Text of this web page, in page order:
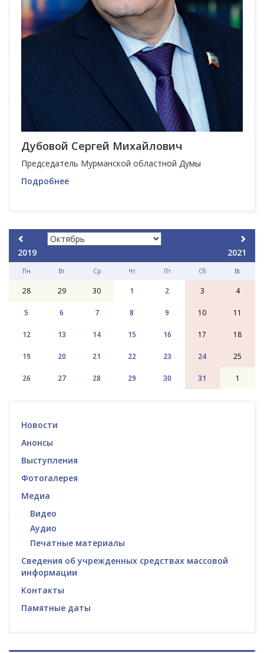
Дубовой Сергей Михайлович
Председатель Мурманской областной Думы
Подробнее
2019 2021
Пн Вт Ср Чт Пт Сб Вс
28 29 30 1 2 3 4
5 6 7 8 9 10 11
12 13 14 15 16 17 18
19 20 21 22 23 24 25
26 27 28 29 30 31 1
Новости
Анонсы
Выступления
Фотогалерея
Медиа
Видео
Аудио
Печатные материалы
Сведения об учрежденных средствах массовой
информации
Контакты
Памятные даты